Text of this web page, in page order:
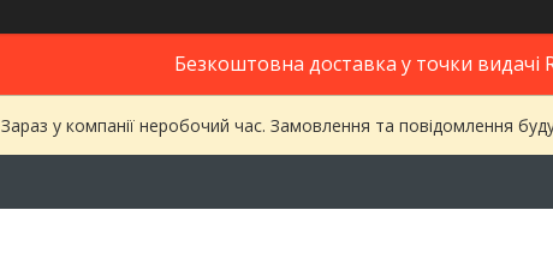
Безкоштовна доставка у точки видачі
Зараз у компанії неробочий час. Замовлення та повідомлення